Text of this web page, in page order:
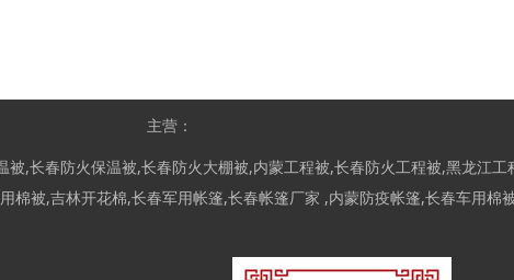
主营：
被,长春防火保温被,长春防火大棚被,内蒙工程被,长春防火工程被,黑龙江工
棉被,吉林开花棉,长春军用帐篷,长春帐篷厂家 ,内蒙防疫帐篷,长春车用棉